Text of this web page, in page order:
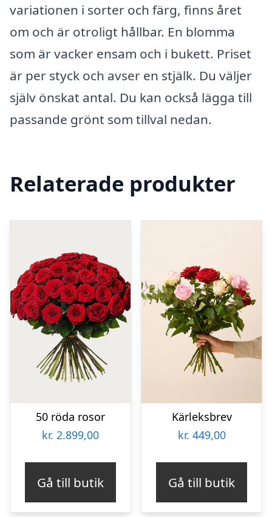
variationen i sorter och färg, finns året
om och är otroligt hållbar. En blomma
som är vacker ensam och i bukett. Priset
är per styck och avser en stjälk. Du väljer
själv önskat antal. Du kan också lägga till
passande grönt som tillval nedan.
Relaterade produkter
50 röda rosor
kr. 2.899,00
Gå till butik
Kärleksbrev
kr. 449,00
Gå till butik